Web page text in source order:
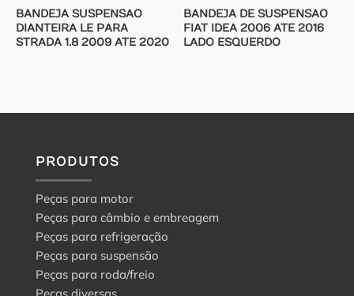
BANDEJA SUSPENSAO
DIANTEIRA LE PARA
STRADA 1.8 2009 ATE 2020
BANDEJA DE SUSPENSAO
FIAT IDEA 2006 ATE 2016
LADO ESQUERDO
PRODUTOS
Peças para motor
Peças para câmbio e embreagem
Peças para refrigeração
Peças para suspensão
Peças para roda/freio
Peças diversas